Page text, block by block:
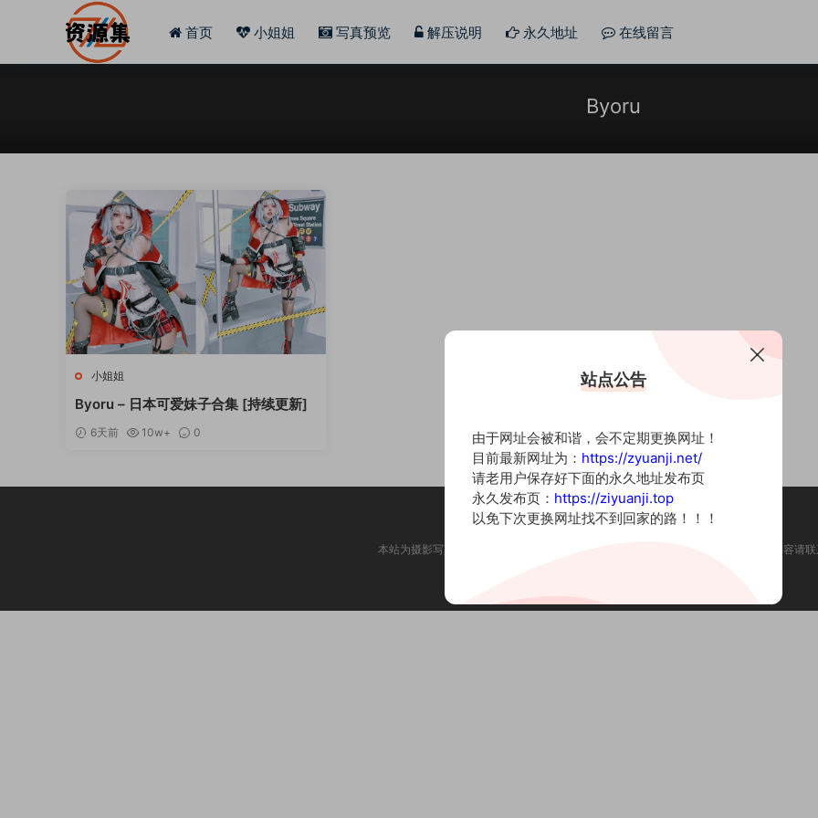
首页 小姐姐 写真预览 解压说明 永久地址 在线留言
Byoru
小姐姐
Byoru – 日本可爱妹子合集 [持续更新]
6天前 10w+ 0
本站为摄影写真图片网站，内容来自网络收集整理，仅作个人学习使用。如有违法内容请
站点公告
由于网址会被和谐，会不定期更换网址！
目前最新网址为： https://zyuanji.net/
请老用户保存好下面的永久地址发布页
永久发布页： https://ziyuanji.top
以免下次更换网址找不到回家的路！！！